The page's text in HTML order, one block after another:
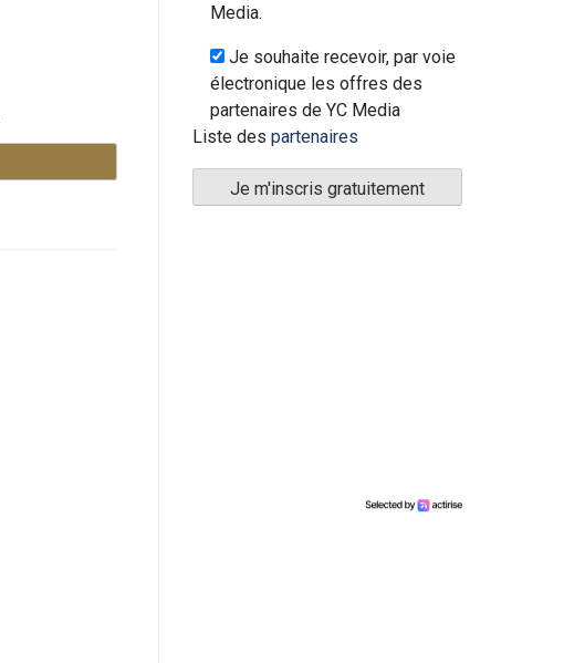
Media.
Je souhaite recevoir, par voie
électronique les offres des
partenaires de YC Media
Liste des partenaires